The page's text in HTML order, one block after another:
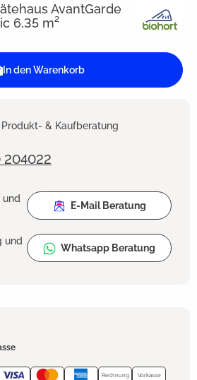
AvantGarde
6,35 m²
In den Warenkorb
Produkt- & Kaufberatung
204022
und
E-Mail Beratung
und
Whatsapp Beratung
Rechnung Vorkasse